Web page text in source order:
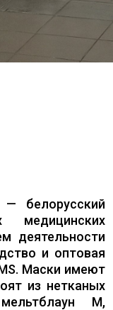
белорусский
медицинских
деятельности
и оптовая
Маски имеют
из нетканых
M,